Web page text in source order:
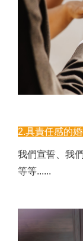
2.具責任感的
我們宣誓、我
等等......